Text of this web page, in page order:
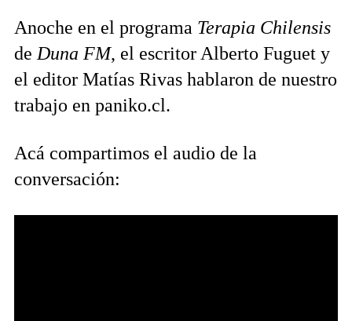
Anoche en el programa Terapia Chilensis
de Duna FM, el escritor Alberto Fuguet y
el editor Matías Rivas hablaron de nuestro
trabajo en paniko.cl.
Acá compartimos el audio de la
conversación: